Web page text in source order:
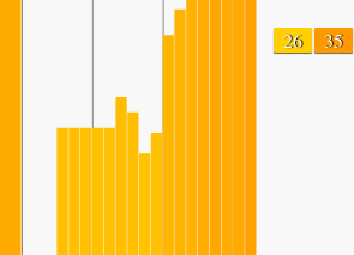
26 35